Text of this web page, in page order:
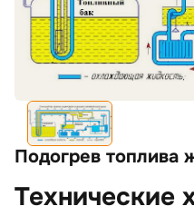
Подогрев топлива
Технические